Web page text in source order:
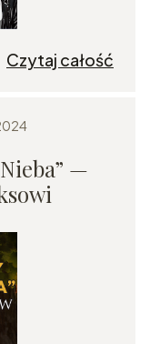
Czytaj całość
—